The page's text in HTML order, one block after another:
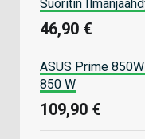
Suoritin
46,90 €
ASUS Prime
850 W
109,90 €